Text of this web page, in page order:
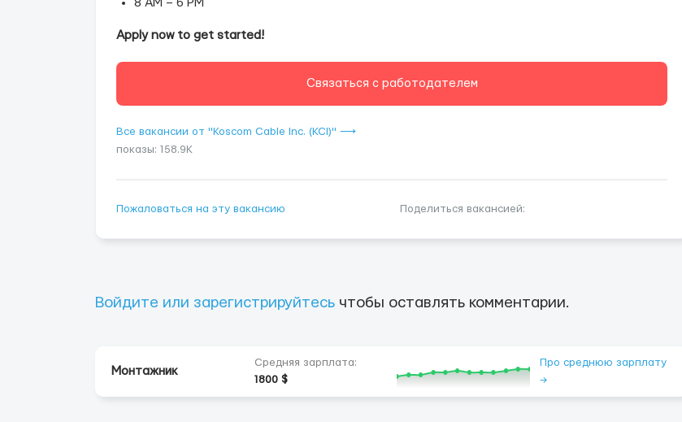
8 AM – 6 PM
Apply now to get started!
Связаться с работодателем
Все вакансии от "Koscom Cable Inc. (KCI)" ⟶
показы: 158.9K
Пожаловаться на эту вакансию Поделиться вакансией:
Войдите или зарегистрируйтесь чтобы оставлять комментарии.
Монтажник
Средняя зарплата:
1800 $
Про среднюю зарплату
→